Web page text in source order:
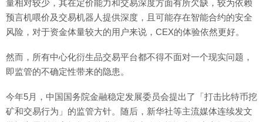
量相对较少，其在定价能力和交易深度方面有所欠缺，较为依赖
预言机喂价及交易机器人提供深度，且可能存在智能合约的安全
风险，对于资金体量较大的用户来说，CEX的体验依然更好。
然而，所有中心化衍生品交易平台都不得不面对一个现实问题，
即监管的不确定性带来的隐患。
今年5月，中国国务院金融稳定发展委员会提出了「打击比特币挖
矿和交易行为」的监管方针。随后，新华社等主流媒体连续发文